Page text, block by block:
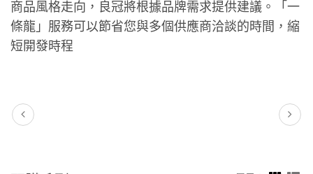
商品風格走向，良冠將根據品牌需求提供建議。「一
條龍」服務可以節省您與多個供應商洽談的時間，縮
短開發時程